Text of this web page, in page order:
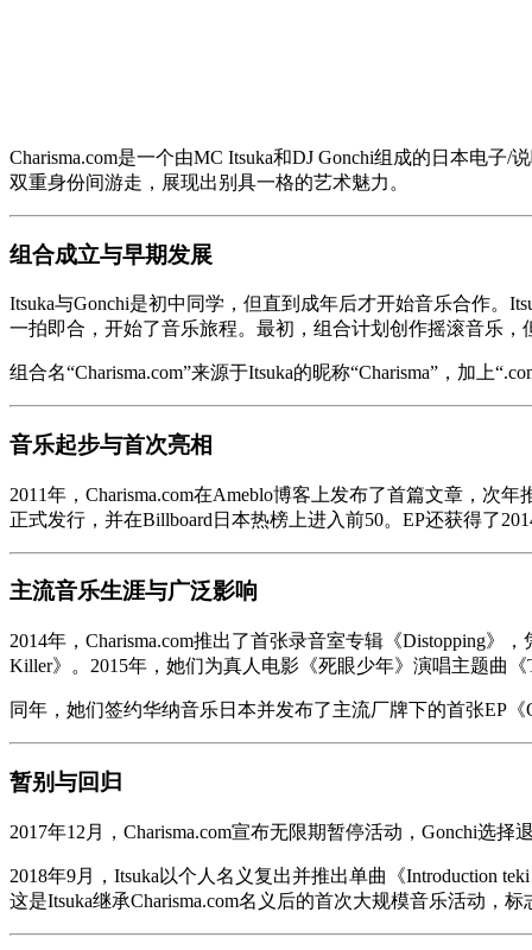
Charisma.com是一个由MC Itsuka和DJ Gonchi组成的日本电
双重身份间游走，展现出别具一格的艺术魅力。
组合成立与早期发展
Itsuka与Gonchi是初中同学，但直到成年后才开始音乐合作。
一拍即合，开始了音乐旅程。最初，组合计划创作摇滚音乐
组合名“Charisma.com”来源于Itsuka的昵称“Charisma”，加上
音乐起步与首次亮相
2011年，Charisma.com在Ameblo博客上发布了首篇文章，次
正式发行，并在Billboard日本热榜上进入前50。EP还获得了
主流音乐生涯与广泛影响
2014年，Charisma.com推出了首张录音室专辑《Distopping
Killer》。2015年，她们为真人电影《死眼少年》演唱主题曲《
同年，她们签约华纳音乐日本并发布了主流厂牌下的首张EP
暂别与回归
2017年12月，Charisma.com宣布无限期暂停活动，Gonchi选
2018年9月，Itsuka以个人名义复出并推出单曲《Introduction
这是Itsuka继承Charisma.com名义后的首次大规模音乐活动，